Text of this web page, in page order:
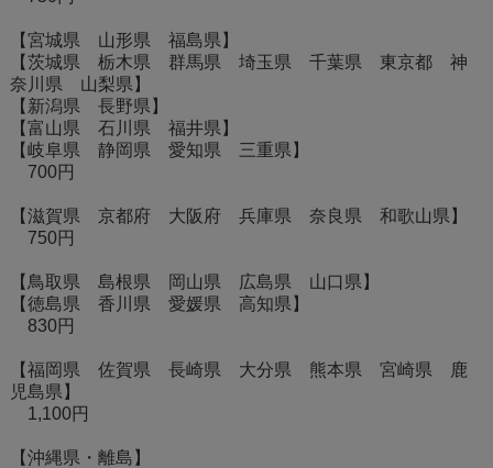
【宮城県 山形県 福島県】
【茨城県 栃木県 群馬県 埼玉県 千葉県 東京都 神
奈川県 山梨県】
【新潟県 長野県】
【富山県 石川県 福井県】
【岐阜県 静岡県 愛知県 三重県】
700円
【滋賀県 京都府 大阪府 兵庫県 奈良県 和歌山県】
750円
【鳥取県 島根県 岡山県 広島県 山口県】
【徳島県 香川県 愛媛県 高知県】
830円
【福岡県 佐賀県 長崎県 大分県 熊本県 宮崎県 鹿
児島県】
1,100円
【沖縄県・離島】